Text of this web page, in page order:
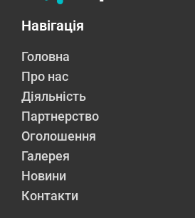
Навігація
Головна
Про нас
Діяльність
Партнерство
Оголошення
Галерея
Новини
Контакти